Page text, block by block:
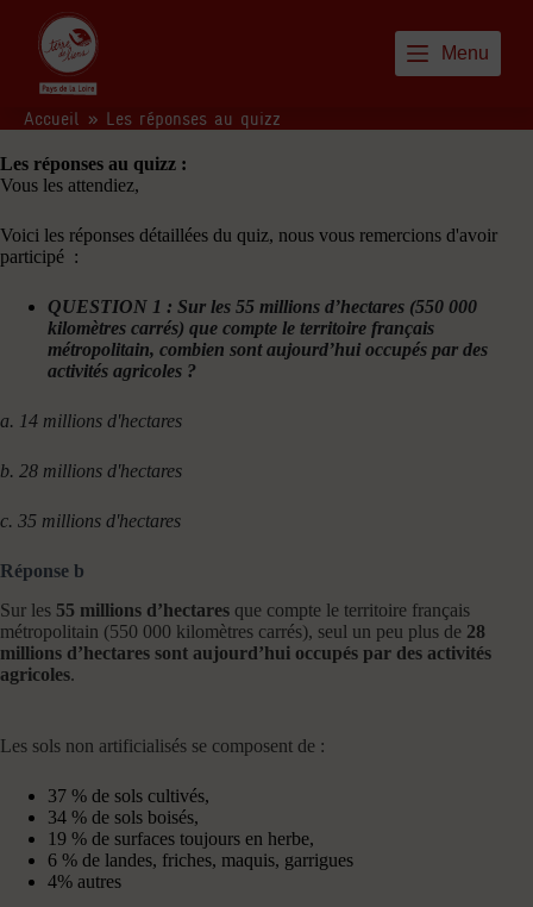
e
r
u
c
n
t
n
Menu
Accueil » Les réponses au quizz
Les réponses au quizz :
Vous les attendiez,
Voici les réponses détaillées du quiz, nous vous remercions d'avoir
participé :
QUESTION 1 : Sur les 55 millions d’hectares (550 000
kilomètres carrés) que compte le territoire français
métropolitain, combien sont aujourd’hui occupés par des
activités agricoles ?
a. 14 millions d'hectares
b. 28 millions d'hectares
c. 35 millions d'hectares
Réponse b
Sur les 55 millions d’hectares que compte le territoire français
métropolitain (550 000 kilomètres carrés), seul un peu plus de 28
millions d’hectares sont aujourd’hui occupés par des activités
agricoles.
Les sols non artificialisés se composent de :
37 % de sols cultivés,
34 % de sols boisés,
19 % de surfaces toujours en herbe,
6 % de landes, friches, maquis, garrigues
4% autres